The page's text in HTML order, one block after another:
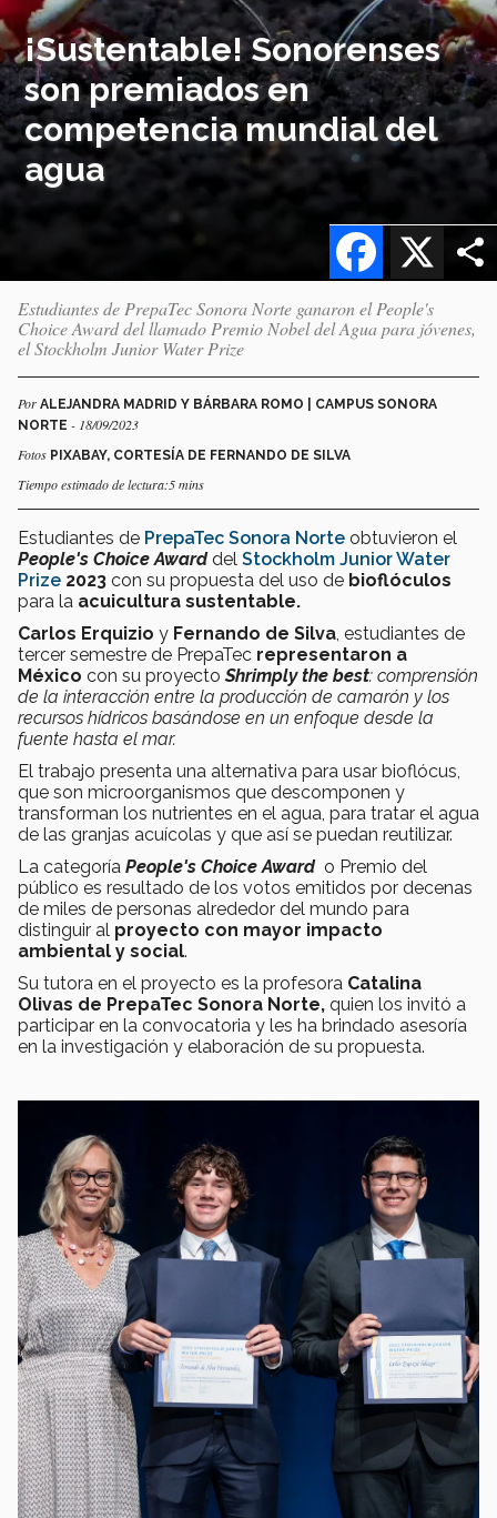
¡Sustentable! Sonorenses
son premiados en
competencia mundial del
agua
X
Facebook
Estudiantes de PrepaTec Sonora Norte ganaron el People's
Choice Award del llamado Premio Nobel del Agua para jóvenes,
el Stockholm Junior Water Prize
Por ALEJANDRA MADRID Y BÁRBARA ROMO | CAMPUS SONORA
NORTE - 18/09/2023
Fotos PIXABAY, CORTESÍA DE FERNANDO DE SILVA
Tiempo estimado de lectura:5 mins
Estudiantes de PrepaTec Sonora Norte obtuvieron el
People's Choice Awarddel Stockholm Junior Water
Prize 2023 con su propuesta del uso de bioflóculos
para la acuicultura sustentable.
Carlos Erquizio y Fernando de Silva , estudiantes de
tercer semestre de PrepaTec representaron a
México con su proyectoShrimply the best: comprensión
de la interacción entre la producción de camarón y los
recursos hídricos basándose en un enfoque desde la
fuente hasta el mar.
El trabajo presenta una alternativa para usar bioflócus,
que son microorganismos que descomponen y
transforman los nutrientes en el agua, para tratar el agua
de las granjas acuícolas y que así se puedan reutilizar.
La categoría People's Choice Award o Premio del
público es resultado de los votos emitidos por decenas
de miles de personas alrededor del mundo para
distinguir al proyecto con mayor impacto
ambiental y social.
Su tutora en el proyecto es la profesora Catalina
Olivas de PrepaTec Sonora Norte, quien los invitó a
participar en la convocatoria y les ha brindado asesoría
en la investigación y elaboración de su propuesta.